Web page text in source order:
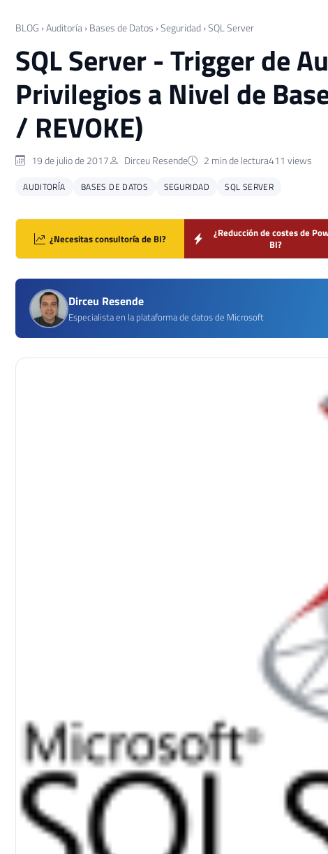
BLOG ›Auditoría › Bases de Datos ›Seguridad ›SQL Server
SQL Server - Trigger de
Privilegios a Nivel de
/ REVOKE)
19 de julio de 2017 Dirceu Resende 2 min de lectura411 views
AUDITORÍA BASES DE DATOS SEGURIDAD SQL SERVER
¿Necesitas consultoría de BI?
¿Reducción de costes de
BI?
Dirceu Resende
Especialista en la plataforma de datos de Microsoft